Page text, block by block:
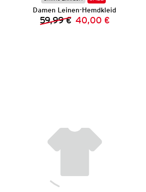
Damen Leinen-Hemdkleid
Vorheriger Preis:
59,99 € Neuer Preis:
40,00 €